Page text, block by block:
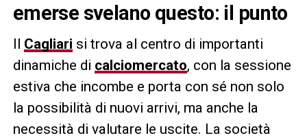
emerse svelano questo: il punto
Il Cagliari si trova al centro di importanti
dinamiche di calciomercato, con la sessione
estiva che incombe e porta con sé non solo
la possibilità di nuovi arrivi, ma anche la
necessità di valutare le uscite. La società